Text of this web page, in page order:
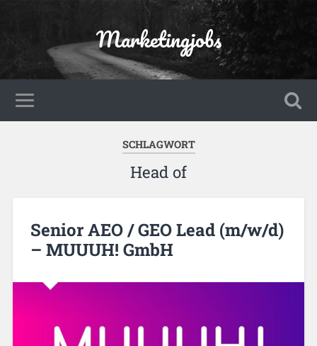
Marketingjobs
SCHLAGWORT
Head of
Senior AEO / GEO Lead (m/w/d)
– MUUUH! GmbH